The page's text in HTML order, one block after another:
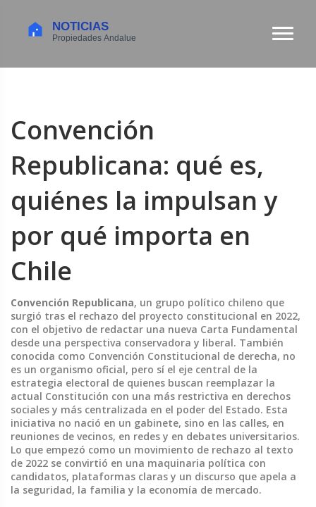
Convención
Republicana: qué es,
quiénes la impulsan y
por qué importa en
Chile
Convención Republicana, un grupo político chileno que
surgió tras el rechazo del proyecto constitucional en 2022,
con el objetivo de redactar una nueva Carta Fundamental
desde una perspectiva conservadora y liberal. También
conocida como Convención Constitucional de derecha, no
es un organismo oficial, pero sí el eje central de la
estrategia electoral de quienes buscan reemplazar la
actual Constitución con una más restrictiva en derechos
sociales y más centralizada en el poder del Estado. Esta
iniciativa no nació en un gabinete, sino en las calles, en
reuniones de vecinos, en redes y en debates universitarios.
Lo que empezó como un movimiento de rechazo al texto
de 2022 se convirtió en una maquinaria política con
candidatos, plataformas claras y un discurso que apela a
la seguridad, la familia y la economía de mercado.